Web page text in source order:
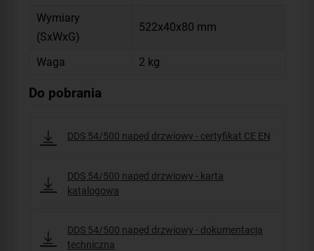
Wymiary
(SxWxG)
522x40x80 mm
Waga 2 kg
Do pobrania
DDS 54/500 napęd drzwiowy - certyfikat CE EN
DDS 54/500 napęd drzwiowy - karta
katalogowa
DDS 54/500 napęd drzwiowy - dokumentacja
techniczna